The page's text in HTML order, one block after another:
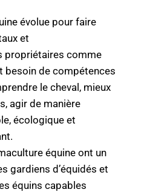
évolue pour faire
et
propriétaires comme
besoin de compétences
le cheval, mieux
agir de manière
écologique et
équine ont un
gardiens d’équidés et
équins capables